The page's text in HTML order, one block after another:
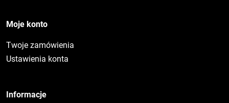
Moje konto
Twoje zamówienia
Ustawienia konta
Informacje